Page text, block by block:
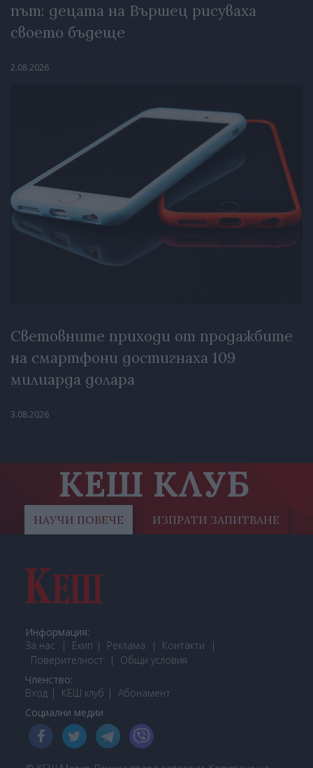
път: децата на Вършец рисуваха
своето бъдеще
2.08.2026
Световните приходи от продажбите
на смартфони достигнаха 109
милиарда долара
3.08.2026
КЕШ КЛУБ
НАУЧИ ПОВЕЧЕ ИЗПРАТИ ЗАПИТВАНЕ
Информация:
За нас
Екип Реклама
Контакти
Поверителност
Общи условия
Членство:
Вход
КЕШ клуб Абонамент
Социални медии